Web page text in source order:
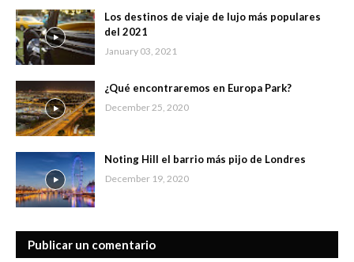
Los destinos de viaje de lujo más populares
del 2021
January 03, 2021
¿Qué encontraremos en Europa Park?
December 25, 2020
Noting Hill el barrio más pijo de Londres
December 19, 2020
Publicar un comentario